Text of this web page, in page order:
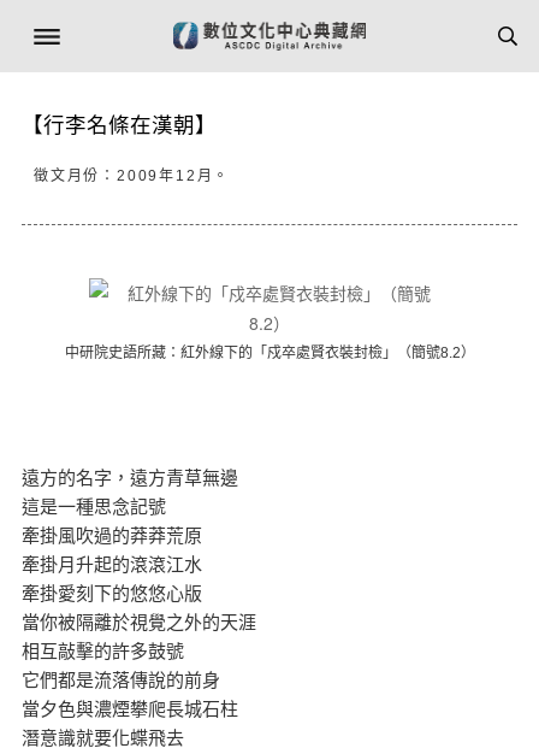
【行李名條在漢朝】
徵文月份：2009年12月。
中研院史語所藏：紅外線下的「戍卒處賢衣裝封檢」（簡號8.2）
遠方的名字，遠方青草無邊
這是一種思念記號
牽掛風吹過的莽莽荒原
牽掛月升起的滾滾江水
牽掛愛刻下的悠悠心版
當你被隔離於視覺之外的天涯
相互敲擊的許多鼓號
它們都是流落傳說的前身
當夕色與濃煙攀爬長城石柱
潛意識就要化蝶飛去